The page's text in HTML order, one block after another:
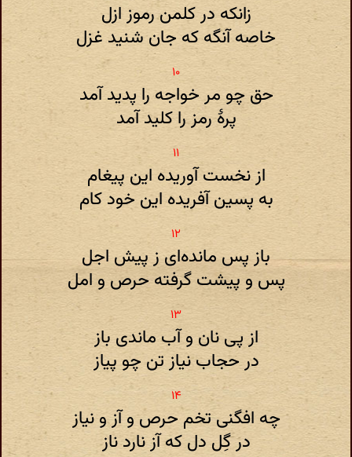
زانکه در کلمن رموز ازل
خاصه آنگه که جان شنید غزل
حق چو مر خواجه را پدید آمد
پرهٔ رمز را کلید آمد
از نخست آوریده این پیغام
به پسین آفریده این خود کام
باز پس مانده‌ای ز پیش اجل
پس و پیشت گرفته حرص و امل
از پی نان و آب ماندی باز
در حجاب نیاز تن چو پیاز
چه افگنی تخم حرص و آز و نیاز
در گِل دل که آز نارد ناز